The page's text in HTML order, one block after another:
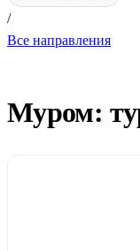
/
Все направления
Муром: